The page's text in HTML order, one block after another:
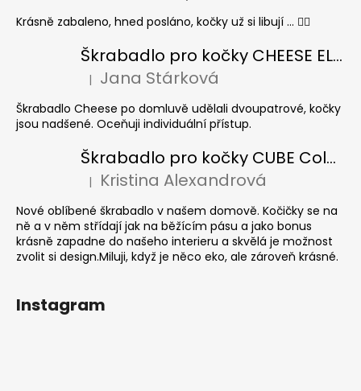
Krásně zabaleno, hned posláno, kočky už si libují ... 👍🏻
Škrabadlo pro kočky CHEESE ELIPSE colour
Hodnocení produktu je 5 z 5 hvězdiček.
| Jana Stárková
Škrabadlo Cheese po domluvě udělali dvoupatrové, kočky
jsou nadšené. Oceňuji individuální přístup.
Škrabadlo pro kočky CUBE Colour
Hodnocení produktu je 5 z 5 hvězdiček.
| Kristina Alexandrová
Nové oblíbené škrabadlo v našem domově. Kočičky se na
ně a v něm střídají jak na běžícím pásu a jako bonus
krásně zapadne do našeho interieru a skvělá je možnost
zvolit si design.Miluji, když je něco eko, ale zároveň krásné.
Instagram